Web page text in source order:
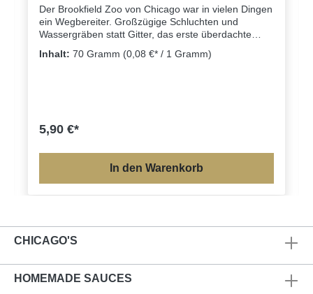
Der Brookfield Zoo von Chicago war in vielen Dingen
ein Wegbereiter. Großzügige Schluchten und
Wassergräben statt Gitter, das erste überdachte
zu finden. Und auch für die Zukunft sieht sich der
wunderbar fruchtiges Curry, welches besonders gut
Inhalt: 70 Gramm (0,08 €* / 1 Gramm)
5,90 €*
In den Warenkorb
CHICAGO'S
HOMEMADE SAUCES